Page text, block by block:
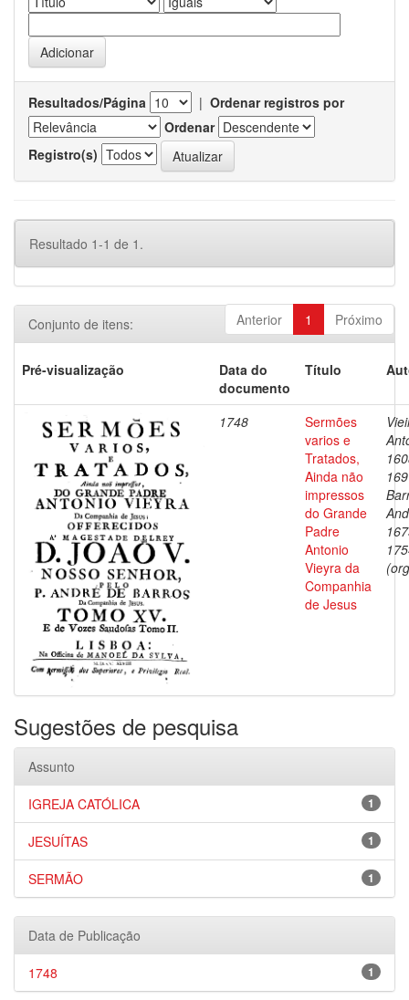
Resultados/Página | Ordenar registros por
Ordenar
Registro(s)
Resultado 1-1 de 1.
Anterior 1 Próximo
Conjunto de itens:
Pré-visualização
Data do
documento
Título
1748
Sermões
varios e
Tratados,
Ainda não
impressos
do Grande
Padre
Antonio
Vieyra da
Companhia
de Jesus
Sugestões de pesquisa
Assunto
1
IGREJA CATÓLICA
1
JESUÍTAS
1
SERMÃO
Data de Publicação
1
1748